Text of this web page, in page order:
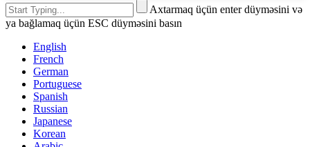
Axtarmaq üçün enter düyməsini və
ya bağlamaq üçün ESC düyməsini basın
English
French
German
Portuguese
Spanish
Russian
Japanese
Korean